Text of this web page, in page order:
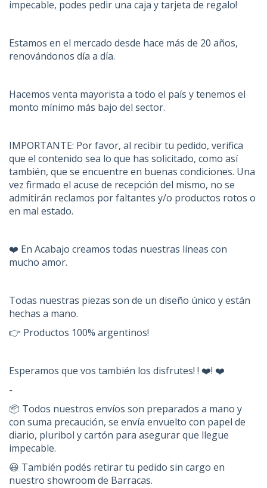
impecable, podes pedir una caja y tarjeta de regalo!
Estamos en el mercado desde hace más de 20 años,
renovándonos día a día.
Hacemos venta mayorista a todo el país y tenemos el
monto mínimo más bajo del sector.
IMPORTANTE: Por favor, al recibir tu pedido, verifica
que el contenido sea lo que has solicitado, como así
también, que se encuentre en buenas condiciones. Una
vez firmado el acuse de recepción del mismo, no se
admitirán reclamos por faltantes y/o productos rotos o
en mal estado.
❤️ En Acabajo creamos todas nuestras líneas con
mucho amor.
Todas nuestras piezas son de un diseño único y están
hechas a mano.
👉 Productos 100% argentinos!
Esperamos que vos también los disfrutes! ! ❤️! ❤️
-
📦 Todos nuestros envíos son preparados a mano y
con suma precaución, se envía envuelto con papel de
diario, pluribol y cartón para asegurar que llegue
impecable.
😃 También podés retirar tu pedido sin cargo en
nuestro showroom de Barracas.